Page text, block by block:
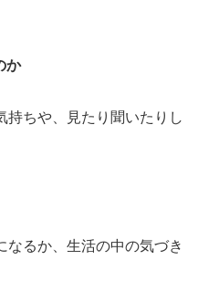
か
持ちや、見たり聞いたりし
なるか、生活の中の気づき